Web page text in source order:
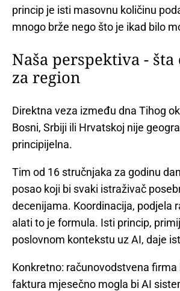
princip je isti masovnu količinu
mnogo brže nego što je ikad bilo
Naša perspektiva -
za region
Direktna veza između dna Tihog
Bosni, Srbiji ili Hrvatskoj nije
principijelna.
Tim od 16 stručnjaka za godinu
posao koji bi svaki istraživač
decenijama. Koordinacija, podjela
alati to je formula. Isti princip,
poslovnom kontekstu uz AI, daje
Konkretno: računovodstvena
faktura mjesečno mogla bi AI